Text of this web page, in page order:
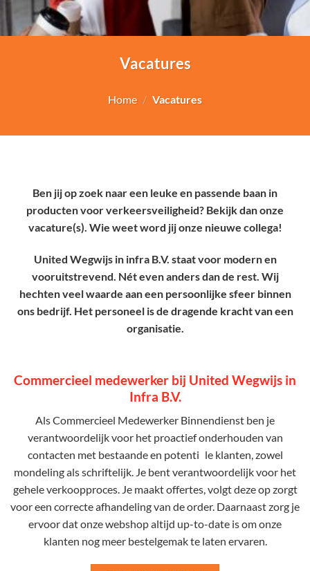
Vacatures
Home / Vacatures
Ben jij op zoek naar een leuke en passende baan in
producten voor verkeersveiligheid? Bekijk dan onze
vacature(s). Wie weet word jij onze nieuwe collega!
United Wegwijs in infra B.V. staat voor modern en
vooruitstrevend. Nét even anders dan de rest. Wij
hechten veel waarde aan een persoonlijke sfeer binnen
ons bedrijf. Het personeel is de dragende kracht van een
organisatie.
Commercieel medewerker bij United Wegwijs in
Infra B.V.
Als Commercieel Medewerker Binnendienst ben je
verantwoordelijk voor het proactief onderhouden van
contacten met bestaande en potenti le klanten, zowel
mondeling als schriftelijk. Je bent verantwoordelijk voor het
gehele verkoopproces. Je maakt offertes, volgt deze op zorgt
voor een correcte afhandeling van de order. Daarnaast zorg je
ervoor dat onze webshop altijd up-to-date is om onze
klanten nog meer bestelgemak te laten ervaren.